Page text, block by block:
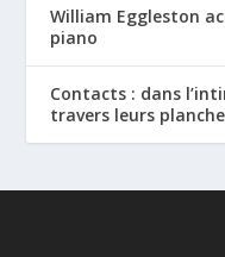
William Eggleston
piano
Contacts : dans
travers leurs